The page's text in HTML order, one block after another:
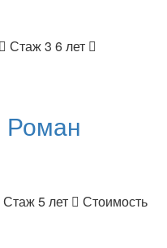
Стаж 3 6 лет
Роман
Стаж 5 лет
Стоимость